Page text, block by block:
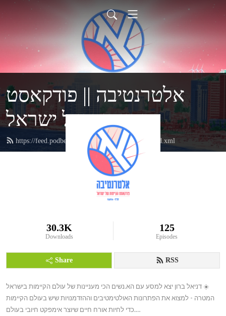
אלטרנטיבה || פודקאסט
הקיימות של ישראל
https://feed.podbean.com/AlternativaByuptous/feed.xml
30.3K
Downloads
125
Episodes
Share RSS
דניאל ברון יצא למסע עם הא.נשים הכי מעניינות של עולם הקיימות בישראל ☀️
המטרה - למצוא את הפתרונות האולטימטיבים וההזדמנויות שיש בעולם הקיימות
כדי לחיות אורח חיים שיוצר אימפקט חיובי בעולם.